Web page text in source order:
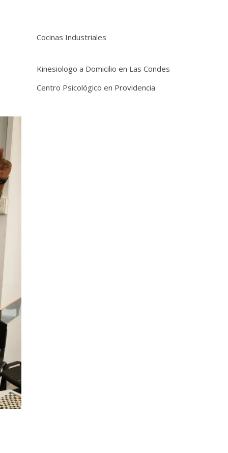
Cocinas Industriales
Kinesiologo a Domicilio en Las Condes
Centro Psicológico en Providencia